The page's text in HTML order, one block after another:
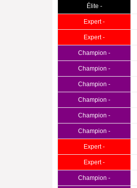
Élite -
Expert -
Expert -
Champion -
Champion -
Champion -
Champion -
Champion -
Champion -
Expert -
Expert -
Champion -